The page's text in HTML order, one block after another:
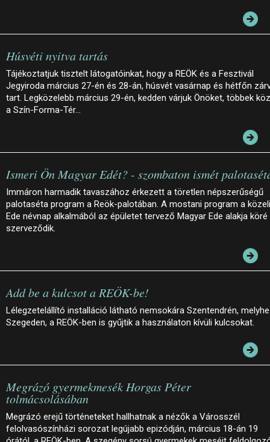
Húsvéti nyitva tartás
Tájékoztatjuk tisztelt látogatóinkat, hogy a REÖK és a Fesztivál
Jegyiroda március 27-én és 28-án, húsvét vasárnap és hétfőn
tart. Legközelebb március 29-én, kedden várjuk Önöket, többek
a Szín-Forma-Tér…
Ismeri Ön Magyar Edét? - szombaton ismét
Immáron harmadik tavaszához érkezett a töretlen népszerűségű
palotaséta program a Reök-palotában. A mostani program a közeli
Ede névnap alkalmából az épületet tervező Magyar Ede alakja köré
szerveződik.
Add be a kulcsot a REÖK-be!
Lélegzetelállító installáció látható nemsokára Szentendrén,
Szegeden, a REÖK-ben is gyűjtik a használaton kívüli kulcsokat.
Megrázó gyermekmesék Horgas Péter
tolmácsolásában
Megrázó erejű történeteket hallhatnak a nézők a Városszél
felolvasószínházi sorozat legújabb epizódján, március 18-án 19